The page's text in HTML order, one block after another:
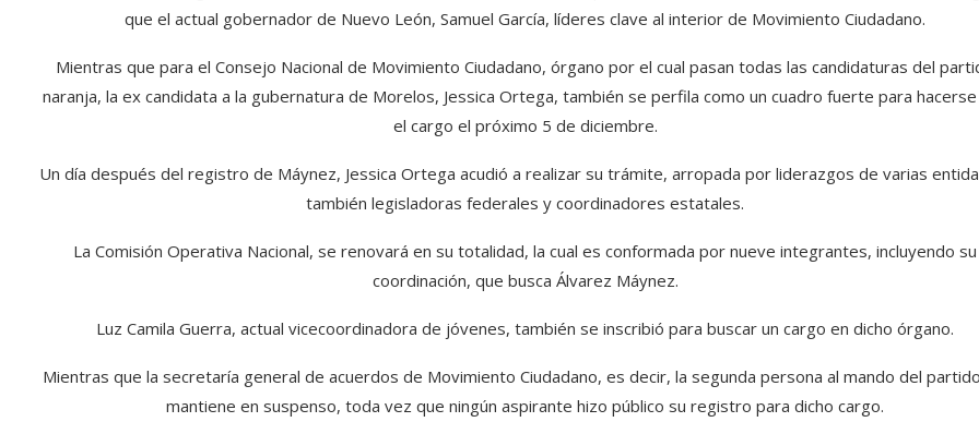
que el actual gobernador de Nuevo León, Samuel García, líderes clave al interior de Movimiento Ciudadano.
Mientras que para el Consejo Nacional de Movimiento Ciudadano, órgano por el cual pasan todas las candidaturas del
naranja, la ex candidata a la gubernatura de Morelos, Jessica Ortega, también se perfila como un cuadro fuerte para
el cargo el próximo 5 de diciembre.
Un día después del registro de Máynez, Jessica Ortega acudió a realizar su trámite, arropada por liderazgos de varias
también legisladoras federales y coordinadores estatales.
La Comisión Operativa Nacional, se renovará en su totalidad, la cual es conformada por nueve integrantes, incluyendo su
coordinación, que busca Álvarez Máynez.
Luz Camila Guerra, actual vicecoordinadora de jóvenes, también se inscribió para buscar un cargo en dicho órgano.
Mientras que la secretaría general de acuerdos de Movimiento Ciudadano, es decir, la segunda persona al mando del
mantiene en suspenso, toda vez que ningún aspirante hizo público su registro para dicho cargo.